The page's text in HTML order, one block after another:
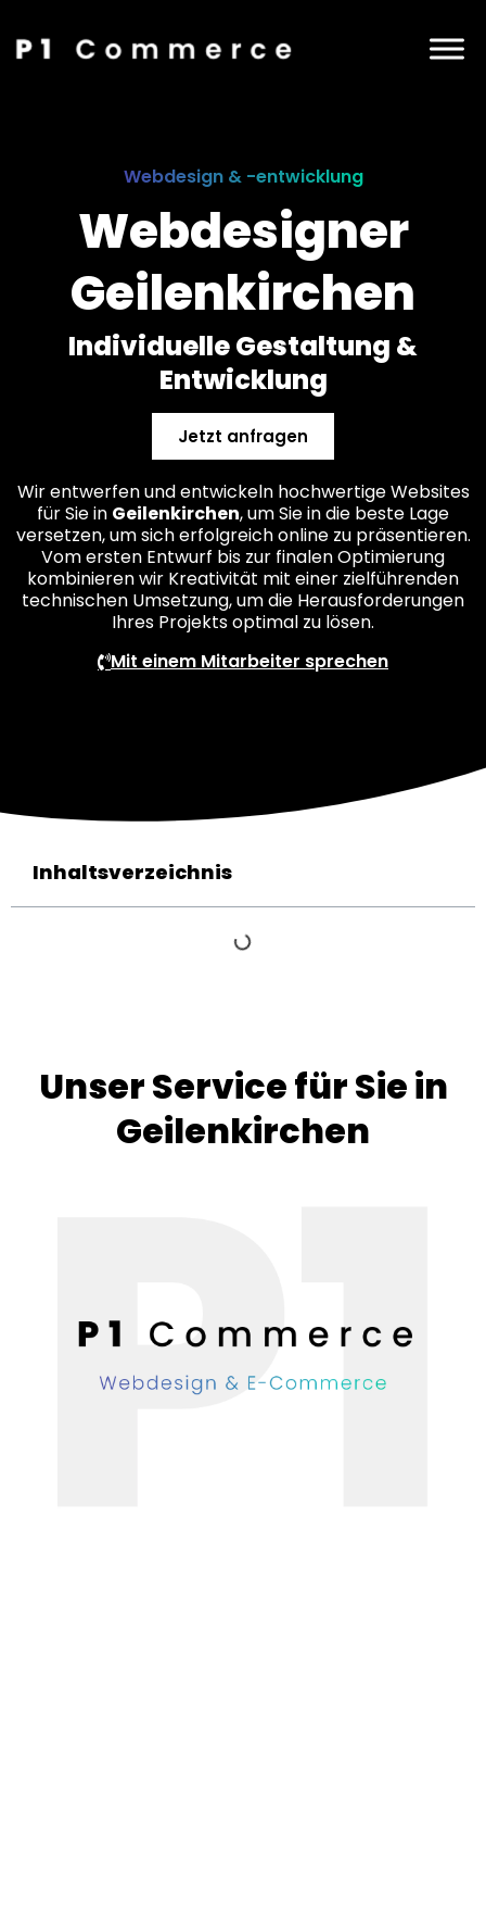
Webdesign & -entwicklung
Webdesigner
Geilenkirchen
Individuelle Gestaltung &
Entwicklung
Jetzt anfragen
Wir entwerfen und entwickeln hochwertige Websites
für Sie in Geilenkirchen, um Sie in die beste Lage
versetzen, um sich erfolgreich online zu präsentieren.
Vom ersten Entwurf bis zur finalen Optimierung
kombinieren wir Kreativität mit einer zielführenden
technischen Umsetzung, um die Herausforderungen
Ihres Projekts optimal zu lösen.
Mit einem Mitarbeiter sprechen
Inhaltsverzeichnis
Unser Service für Sie in
Geilenkirchen